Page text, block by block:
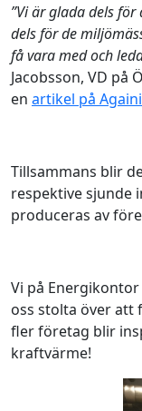
”Vi är glada dels
dels för de
få vara med och
Jacobsson, VD på
en artikel på
Tillsammans blir
respektive sjunde
produceras av
Vi på
oss stolta över att
fler företag blir
kraftvärme!